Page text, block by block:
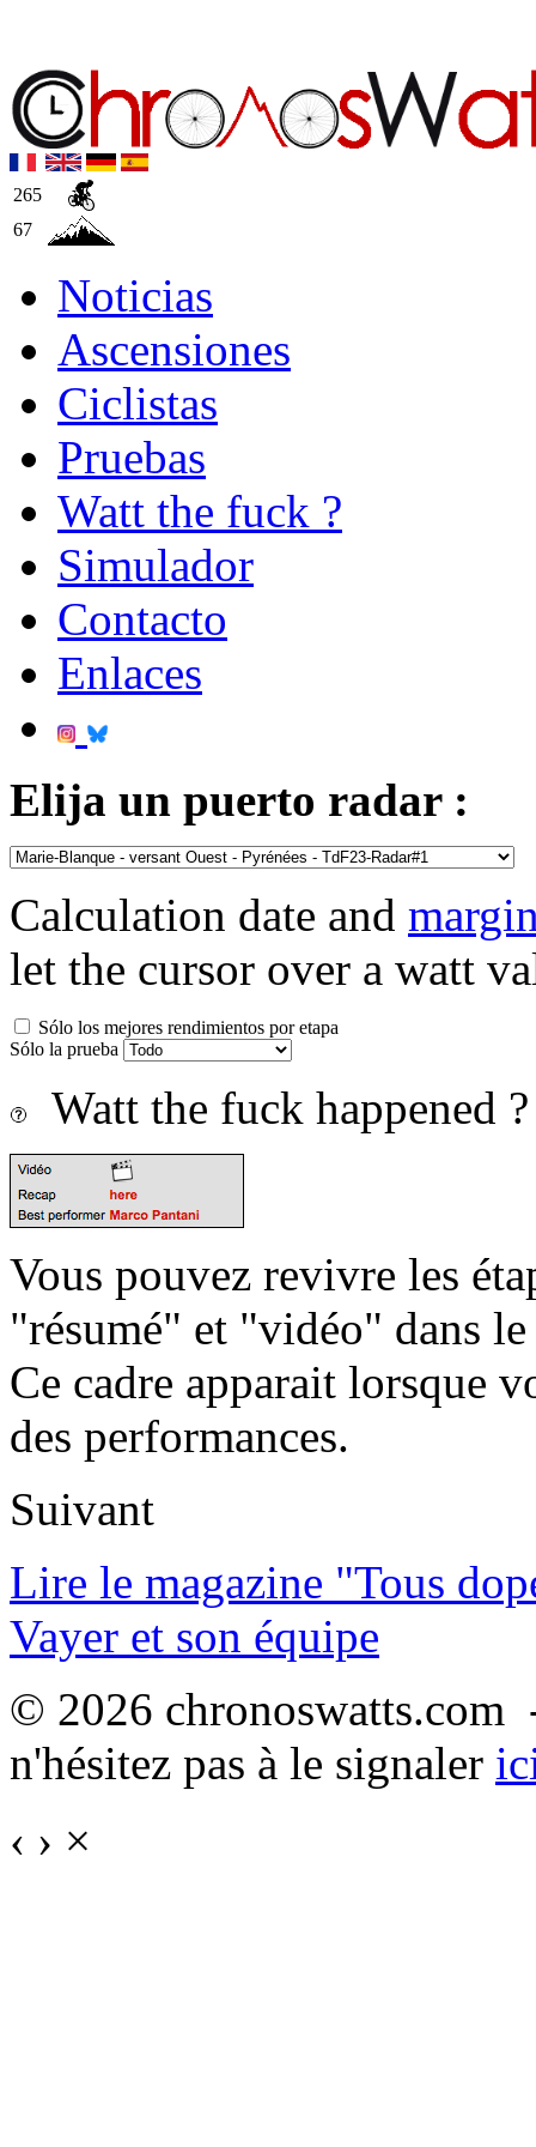
265
67
Noticias
Ascensiones
Ciclistas
Pruebas
Watt the fuck ?
Simulador
Contacto
Enlaces
Elija un puerto radar :
Calculation date and
let the cursor over a watt
Sólo los mejores rendimientos por etapa
Sólo la prueba
Watt the fuck happened ?
Vous pouvez revivre les
"résumé" et "vidéo" dans
Ce cadre apparait lorsque
des performances.
Suivant
Lire le magazine "Tous
Vayer et son équipe
© 2026
n'hésitez pas à le signaler
‹ › ×